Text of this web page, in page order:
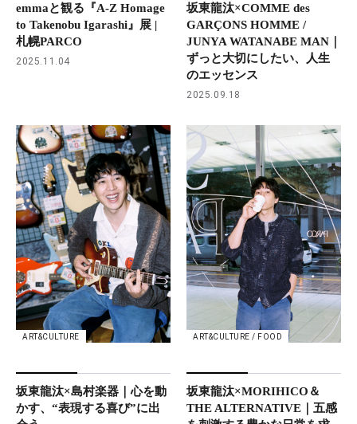
emmaと観る『A-Z Homage
to Takenobu Igarashi』展 |
札幌PARCO
2025.11.04
坂東龍汰×COMME des
GARÇONS HOMME /
JUNYA WATANABE MAN｜
ずっと大切にしたい、人生
のエッセンス
2025.09.18
ART&CULTURE
坂東龍汰×島村楽器｜心を動
かす、“表現する喜び”に出
ART&CULTURE / FOOD
坂東龍汰×MORIHICO＆
THE ALTERNATIVE｜五感